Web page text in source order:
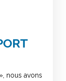
nous avons